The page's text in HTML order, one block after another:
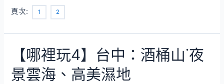
應
玩
花
想
大
頁次: 1 2
【哪裡玩4】台中：酒桶山˙夜
景雲海、高美濕地